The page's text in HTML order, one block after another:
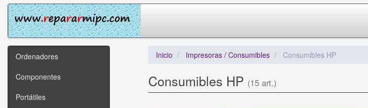
Ordenadores
Componentes
Portátiles
Inicio Impresoras / Consumibles Consumibles HP
Consumibles HP (15 art.)